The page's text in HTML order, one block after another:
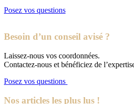
Posez vos questions
Besoin d’un conseil avisé ?
Laissez-nous vos coordonnées.
Contactez-nous et bénéficiez de
Posez vos questions
Nos articles les plus lus !